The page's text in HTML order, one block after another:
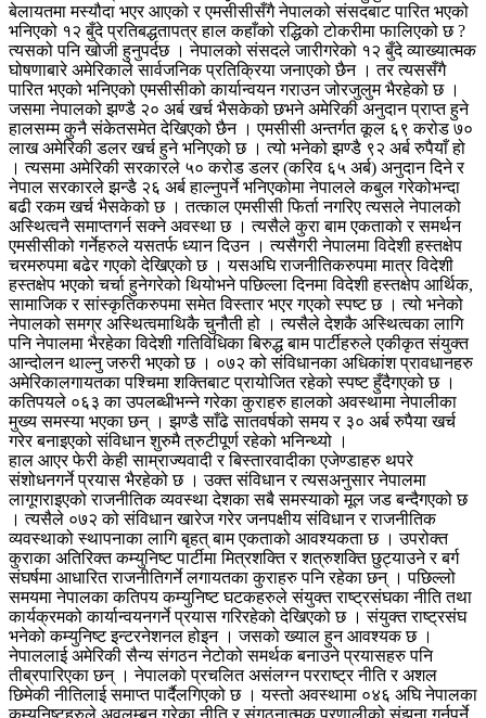
बेलायतमा मस्यौदा भएर आएको र एमसीसीसँगै नेपालको संसदबाट पारित भएको
भनिएको १२ बुँदे प्रतिबद्धतापत्र हाल कहाँको रद्धिको टोकरीमा फालिएको छ ?
त्यसको पनि खोजी हुनुपर्दछ । नेपालको संसदले जारीगरेको १२ बुँदे व्याख्यात्मक
घोषणाबारे अमेरिकाले सार्वजनिक प्रतिक्रिया जनाएको छैन । तर त्यससँगै
पारित भएको भनिएको एमसीसीको कार्यान्वयन गराउन जोरजुलुम भैरहेको छ ।
जसमा नेपालको झण्डै २० अर्ब खर्च भैसकेको छभने अमेरिकी अनुदान प्राप्त हुने
हालसम्म कुनै संकेतसमेत देखिएको छैन । एमसीसी अन्तर्गत कूल ६९ करोड ७०
लाख अमेरिकी डलर खर्च हुने भनिएको छ । त्यो भनेको झण्डै ९२ अर्ब रुपैयाँ हो
। त्यसमा अमेरिकी सरकारले ५० करोड डलर (करिव ६५ अर्ब) अनुदान दिने र
नेपाल सरकारले झन्डै २६ अर्ब हाल्नुपर्ने भनिएकोमा नेपालले कबुल गरेकोभन्दा
बढी रकम खर्च भैसकेको छ । तत्काल एमसीसी फिर्ता नगरिए त्यसले नेपालको
अस्थित्वनै समाप्तगर्न सक्ने अवस्था छ । त्यसैले कुरा बाम एकताको र समर्थन
एमसीसीको गर्नेहरुले यसतर्फ ध्यान दिउन । त्यसैगरी नेपालमा विदेशी हस्तक्षेप
चरमरुपमा बढेर गएको देखिएको छ । यसअघि राजनीतिकरुपमा मात्र विदेशी
हस्तक्षेप भएको चर्चा हुनेगरेको थियोभने पछिल्ला दिनमा विदेशी हस्तक्षेप आर्थिक,
सामाजिक र सांस्कृतिकरुपमा समेत विस्तार भएर गएको स्पष्ट छ । त्यो भनेको
नेपालको समग्र अस्थित्वमाथिकै चुनौती हो । त्यसैले देशकै अस्थित्वका लागि
पनि नेपालमा भैरहेका विदेशी गतिविधिका बिरुद्ध बाम पार्टीहरुले एकीकृत संयुक्त
आन्दोलन थाल्नु जरुरी भएको छ । ०७२ को संविधानका अधिकांश प्रावधानहरु
अमेरिकालगायतका पश्चिमा शक्तिबाट प्रायोजित रहेको स्पष्ट हुँदैगएको छ ।
कतिपयले ०६३ का उपलब्धीभन्ने गरेका कुराहरु हालको अवस्थामा नेपालीका
मुख्य समस्या भएका छन् । झण्डै साँढे सातवर्षको समय र ३० अर्ब रुपैया खर्च
गरेर बनाइएको संविधान शुरुमै त्रुटीपूर्ण रहेको भनिन्थ्यो ।
हाल आएर फेरी केही साम्राज्यवादी र बिस्तारवादीका एजेण्डाहरु थपरे
संशोधनगर्ने प्रयास भैरहेको छ । उक्त संविधान र त्यसअनुसार नेपालमा
लागूगराइएको राजनीतिक व्यवस्था देशका सबै समस्याको मूल जड बन्दैगएको छ
। त्यसैले ०७२ को संविधान खारेज गरेर जनपक्षीय संविधान र राजनीतिक
व्यवस्थाको स्थापनाका लागि बृहत् बाम एकताको आवश्यकता छ । उपरोक्त
कुराका अतिरिक्त कम्युनिष्ट पार्टीमा मित्रशक्ति र शत्रुशक्ति छुट्याउने र बर्ग
संघर्षमा आधारित राजनीतिगर्ने लगायतका कुराहरु पनि रहेका छन् । पछिल्लो
समयमा नेपालका कतिपय कम्युनिष्ट घटकहरुले संयुक्त राष्ट्रसंघका नीति तथा
कार्यक्रमको कार्यान्वयनगर्ने प्रयास गरिरहेको देखिएको छ । संयुक्त राष्ट्रसंघ
भनेको कम्युनिष्ट इन्टरनेशनल होइन । जसको ख्याल हुन आवश्यक छ ।
नेपाललाई अमेरिकी सैन्य संगठन नेटोको समर्थक बनाउने प्रयासहरु पनि
तीब्रपारिएका छन् । नेपालको प्रचलित असंलग्न परराष्ट्र नीति र अशल
छिमेकी नीतिलाई समाप्त पार्दैलगिएको छ । यस्तो अवस्थामा ०४६ अघि नेपालका
कम्युनिष्टहरुले अवलम्बन गरेका नीति र संगठनात्मक प्रणालीको संझना गर्नुपर्ने